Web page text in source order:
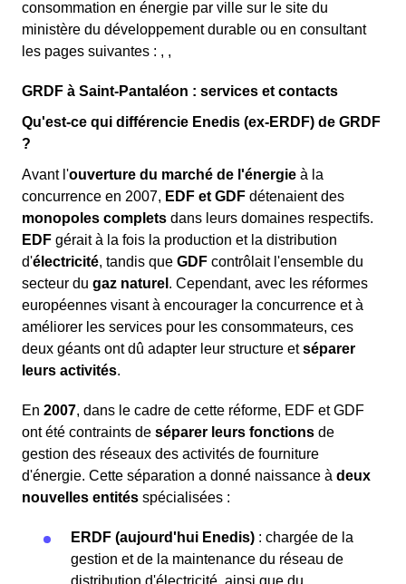
consommation en énergie par ville sur le site du
ministère du développement durable ou en consultant
les pages suivantes : , ,
GRDF à Saint-Pantaléon : services et contacts
Qu'est-ce qui différencie Enedis (ex-ERDF) de GRDF
?
Avant l'ouverture du marché de l'énergie à la
concurrence en 2007, EDF et GDF détenaient des
monopoles complets dans leurs domaines respectifs.
EDF gérait à la fois la production et la distribution
d'électricité, tandis que GDF contrôlait l'ensemble du
secteur du gaz naturel . Cependant, avec les réformes
européennes visant à encourager la concurrence et à
améliorer les services pour les consommateurs, ces
deux géants ont dû adapter leur structure etséparer
leurs activités.
En 2007, dans le cadre de cette réforme, EDF et GDF
ont été contraints de séparer leurs fonctions de
gestion des réseaux des activités de fourniture
d'énergie. Cette séparation a donné naissance à deux
nouvelles entités spécialisées :
ERDF (aujourd'hui Enedis) : chargée de la
gestion et de la maintenance du réseau de